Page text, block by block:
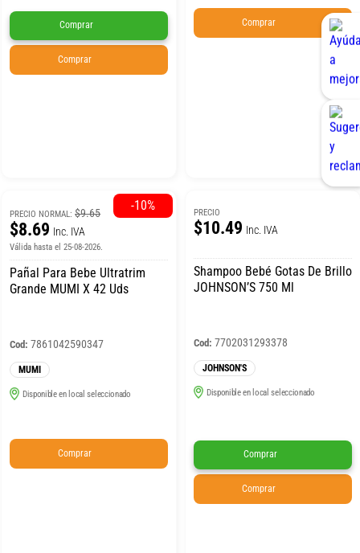
Comprar
Comprar
Comprar
PRECIO NORMAL:$9.65
$8.69 Inc. IVA
Válida hasta el 25-08-2026.
Pañal Para Bebe Ultratrim
Grande MUMI X 42 Uds
Cod: 7861042590347
MUMI
Disponible en local seleccionado
Comprar
-10% PRECIO
$10.49 Inc. IVA
Shampoo Bebé Gotas De Brillo
JOHNSON’S 750 Ml
Cod: 7702031293378
JOHNSON'S
Disponible en local seleccionado
Comprar
Comprar